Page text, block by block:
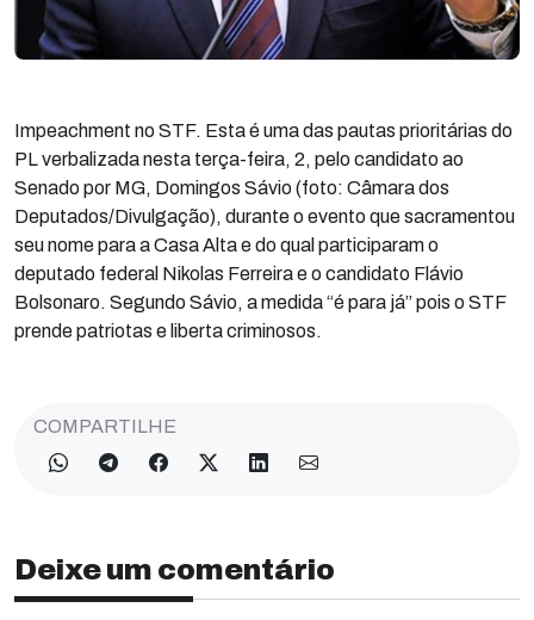
Impeachment no STF. Esta é uma das pautas prioritárias do
PL verbalizada nesta terça-feira, 2, pelo candidato ao
Senado por MG, Domingos Sávio (foto: Câmara dos
Deputados/Divulgação), durante o evento que sacramentou
seu nome para a Casa Alta e do qual participaram o
deputado federal Nikolas Ferreira e o candidato Flávio
Bolsonaro. Segundo Sávio, a medida “é para já” pois o STF
prende patriotas e liberta criminosos.
COMPARTILHE
Deixe um comentário